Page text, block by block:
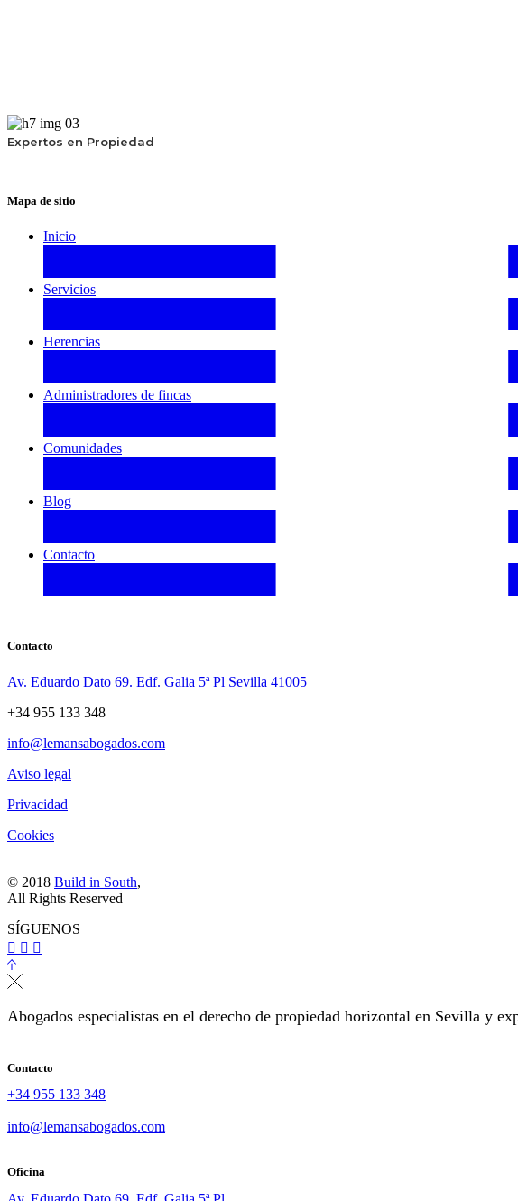
Expertos en Propiedad
Mapa de sitio
Inicio
Servicios
Herencias
Administradores de fincas
Comunidades
Blog
Contacto
Contacto
Av. Eduardo Dato 69. Edf. Galia 5ª Pl Sevilla 41005
+34 955 133 348
info@lemansabogados.com
Aviso legal
Privacidad
Cookies
© 2018 Build in South,
All Rights Reserved
SÍGUENOS
Abogados especialistas en el derecho de propiedad horizontal en Sevilla y
Contacto
+34 955 133 348
info@lemansabogados.com
Oficina